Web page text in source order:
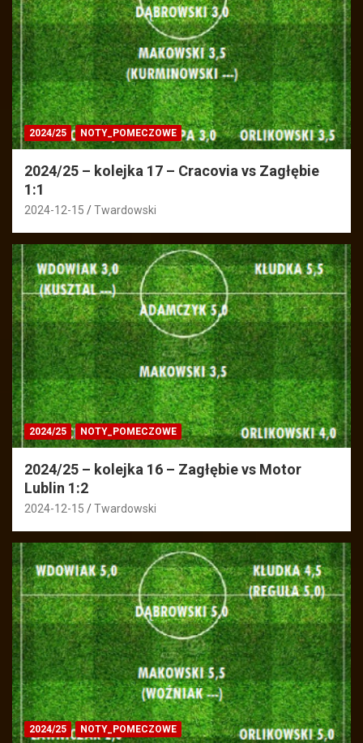
2024/25 NOTY_POMECZOWE
2024/25 – kolejka 17 – Cracovia vs Zagłębie
1:1
2024-12-15 Twardowski
2024/25 NOTY_POMECZOWE
2024/25 – kolejka 16 – Zagłębie vs Motor
Lublin 1:2
2024-12-15 Twardowski
2024/25 NOTY_POMECZOWE